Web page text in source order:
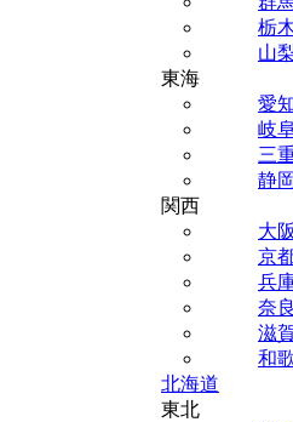
栃
山
東海
愛
岐
三
静
関西
大
京
兵
奈
滋
和
北海道
東北